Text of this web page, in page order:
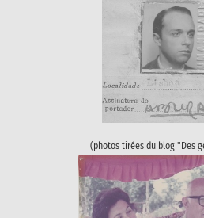
(photos tirées du blog "Des